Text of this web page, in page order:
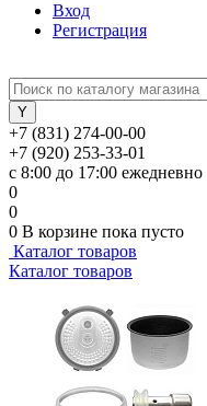
Вход
Регистрация
+7 (831) 274-00-00
+7 (920) 253-33-01
с 8:00 до 17:00 ежедневно
0
0
0 В корзине пока пусто
Каталог товаров
Каталог товаров